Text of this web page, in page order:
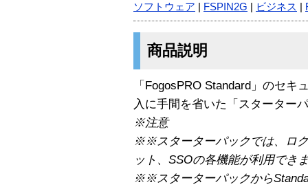
ソフトウェア FSPIN2G ビジネス
商品説明
「FogosPRO Standard」のセ
入に手間を省いた「スターター
※注意
※※スターターパックでは、ロ
ット、SSOの各機能が利用でき
※※スターターパックから